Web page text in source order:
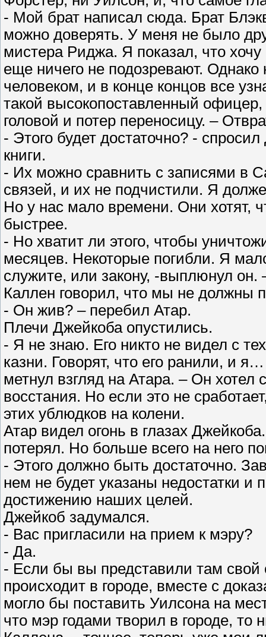
- Мой брат написал сюда. Брат
можно доверять. У меня не было
мистера Риджа. Я показал, что хочу
еще ничего не подозревают.
человеком, и в конце концов все
такой высокопоставленный
головой и потер переносицу. –
- Этого будет достаточно? -
книги.
- Их можно сравнить с записями в
связей, и их не подчистили. Я
Но у нас мало времени. Они хотят,
быстрее.
- Но хватит ли этого, чтобы
месяцев. Некоторые погибли. Я
служите, или закону, -выплюнул
Каллен говорил, что мы не должны
- Он жив? – перебил Атар.
Плечи Джейкоба опустились.
- Я не знаю. Его никто не видел с
казни. Говорят, что его ранили, и
метнул взгляд на Атара. – Он хотел
восстания. Но если это не
этих ублюдков на колени.
Атар видел огонь в глазах
потерял. Но больше всего на него
- Этого должно быть достаточно.
нем не будет указаны недостатки
достижению наших целей.
Джейкоб задумался.
- Вас пригласили на прием к мэру?
- Да.
- Если бы вы представили там свой
происходит в городе, вместе с
могло бы поставить Уилсона на
что мэр годами творил в городе, то